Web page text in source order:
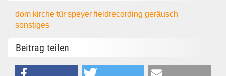
dom kirchetürspeyerfieldrecordinggeräusch
sonstiges
Beitrag teilen